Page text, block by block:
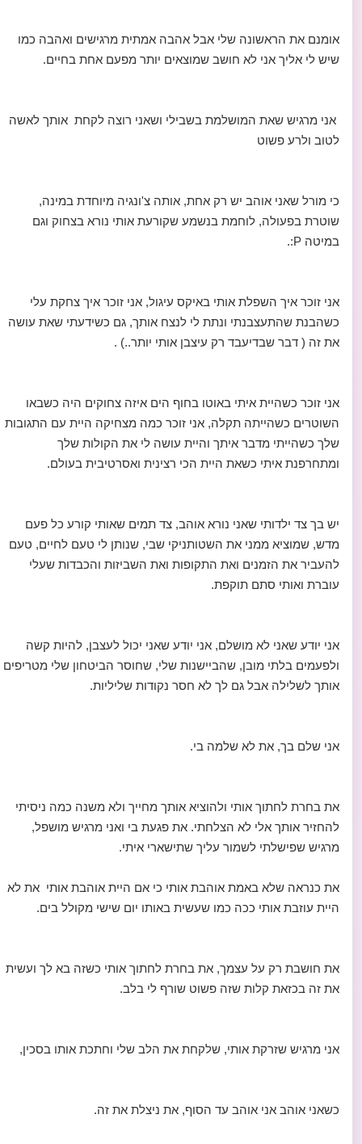
אומנם את הראשונה שלי אבל אהבה אמתית מרגישים ואהבה כמו
שיש לי אליך אני לא חושב שמוצאים יותר מפעם אחת בחיים.
אני מרגיש שאת המושלמת בשבילי ושאני רוצה לקחת אותך לאשה
לטוב ולרע פשוט
כי מורל שאני אוהב יש רק אחת, אותה צ'ונגיה מיוחדת במינה,
שוטרת בפעולה, לוחמת בנשמע שקורעת אותי נורא בצחוק וגם
במיטה P:.
אני זוכר איך השפלת אותי באיקס עיגול, אני זוכר איך צחקת עלי
כשהבנת שהתעצבנתי ונתת לי לנצח אותך, גם כשידעתי שאת עושה
את זה ( דבר שבדיעבד רק עיצבן אותי יותר..) .
אני זוכר כשהיית איתי באוטו בחוף הים איזה צחוקים היה כשבאו
השוטרים כשהייתה תקלה, אני זוכר כמה מצחיקה היית עם התגובות
שלך כשהייתי מדבר איתך והיית עושה לי את הקולות שלך
ומתחרפנת איתי כשאת היית הכי רצינית ואסרטיבית בעולם.
יש בך צד ילדותי שאני נורא אוהב, צד תמים שאותי קורע כל פעם
מדש, שמוציא ממני את השטותניקי שבי, שנותן לי טעם לחיים, טעם
להעביר את הזמנים ואת התקופות ואת השביזות והכבדות שעלי
עוברת ואותי סתם תוקפת.
אני יודע שאני לא מושלם, אני יודע שאני יכול לעצבן, להיות קשה
ולפעמים בלתי מובן, שהביישנות שלי, שחוסר הביטחון שלי מטריפים
אותך לשלילה אבל גם לך לא חסר נקודות שליליות.
אני שלם בך, את לא שלמה בי.
את בחרת לחתוך אותי ולהוציא אותך מחייך ולא משנה כמה ניסיתי
להחזיר אותך אלי לא הצלחתי. את פגעת בי ואני מרגיש מושפל,
מרגיש שפישלתי לשמור עליך שתישארי איתי.
את כנראה שלא באמת אוהבת אותי כי אם היית אוהבת אותי את לא
היית עוזבת אותי ככה כמו שעשית באותו יום שישי מקולל בים.
את חושבת רק על עצמך, את בחרת לחתוך אותי כשזה בא לך ועשית
את זה בכזאת קלות שזה פשוט שורף לי בלב.
אני מרגיש שזרקת אותי, שלקחת את הלב שלי וחתכת אותו בסכין,
כשאני אוהב אני אוהב עד הסוף, את ניצלת את זה.